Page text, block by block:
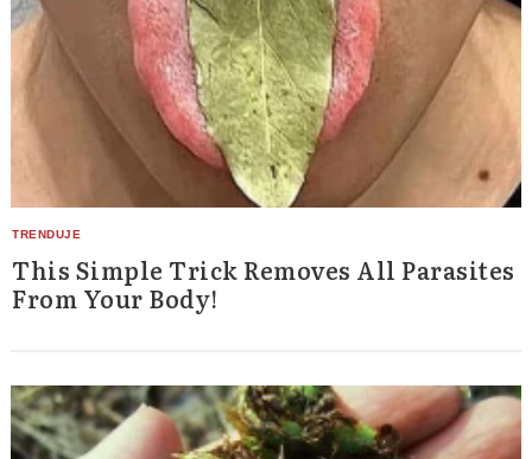
This Simple Trick Removes All Parasites
From Your Body!